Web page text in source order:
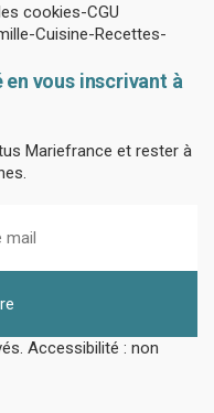
cookies CGU
Cuisine Recettes
vous inscrivant à
Mariefrance et rester à
Accessibilité : non